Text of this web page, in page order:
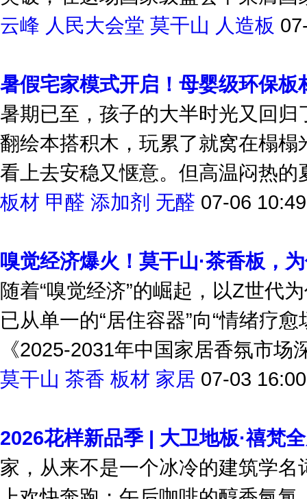
突破，在这场国家级盛会中荣膺
云峰 人民大会堂 莫干山 人造板
暑假宅家模式开启！母婴级环保
暑期已至，孩子的大半时光又回
翻绘本搭积木，玩累了就窝在榻
看上去安稳又惬意。但高温闷热
板材
甲醛 添加剂 无醛
嗅觉经济爆火！莫干山·茶香板，
随着“嗅觉经济”的崛起，以Z世代
已从单一的“居住容器”向“情绪疗
《2025-2031年中国家居香氛市场
莫干山 茶香 板材 家居
2026花样新品季 | 大卫地板·禧梵
家，从来不是一个冰冷的建筑学